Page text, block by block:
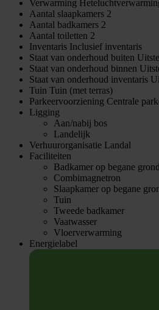
Verwarming
Aantal slaapkamers 2
Aantal badkamers 2
Aantal toiletten 2
Inventaris Inclusief inventaris
Staat van onderhoud buiten
Staat van onderhoud binnen
Staat van onderhoud inventaris
Tuin Tuin (met terras)
Parkeervoorziening Centrale
Ligging
Aan/nabij bos
Landelijk
Verhuurorganisatie Landal
Faciliteiten
Badkamer op begane grond
Combimagnetron
Slaapkamer op begane
Tuin
Tweede badkamer
Vaatwasser
Vloerverwarming
Energielabel